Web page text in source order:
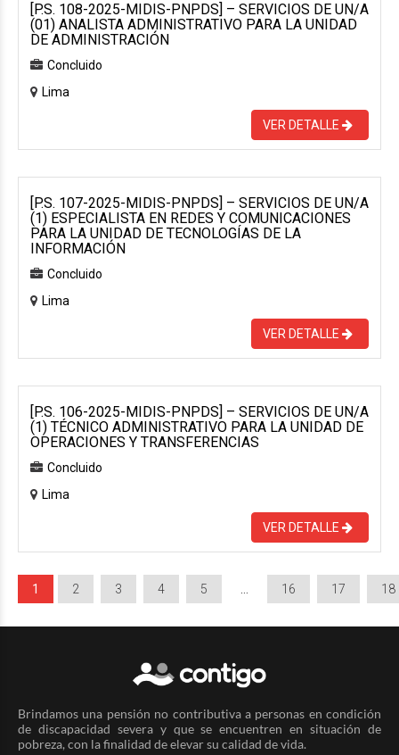
[P.S. 108-2025-MIDIS-PNPDS] – SERVICIOS DE UN/A
(01) ANALISTA ADMINISTRATIVO PARA LA UNIDAD
DE ADMINISTRACIÓN
Concluido
Lima
VER DETALLE
[P.S. 107-2025-MIDIS-PNPDS] – SERVICIOS DE UN/A
(1) ESPECIALISTA EN REDES Y COMUNICACIONES
PARA LA UNIDAD DE TECNOLOGÍAS DE LA
INFORMACIÓN
Concluido
Lima
VER DETALLE
[P.S. 106-2025-MIDIS-PNPDS] – SERVICIOS DE UN/A
(1) TÉCNICO ADMINISTRATIVO PARA LA UNIDAD DE
OPERACIONES Y TRANSFERENCIAS
Concluido
Lima
VER DETALLE
1 2 3 4 5 16 17 18
Brindamos una pensión no contributiva a personas en condición
de discapacidad severa y que se encuentren en situación de
pobreza, con la finalidad de elevar su calidad de vida.